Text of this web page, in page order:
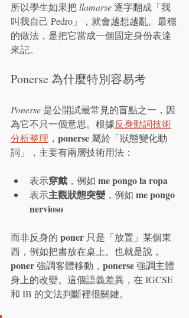
所以學生如果把 llamarse 逐字翻成「我
叫我自己 Pedro」，就會越想越亂。最穩
的做法，是把它當成一個固定身份表達
來記。
Ponerse 為什麼特別容易考
Ponerse 是公開試最常見的盲點之一，因
為它不只一個意思。根據反身動詞技術
分析整理 ， ponerse 屬於「狀態變化動
詞」，主要有兩層技術用法：
表示穿戴 ，例如 me pongo la ropa
表示主觀狀態突變，例如 me pongo
nervioso
而非反身的 poner 只是「放置」某個東
西，例如把書放在桌上。也就是說，
poner 強調客體移動， ponerse 強調主體
身上的改變。這個語義差異，在 IGCSE
和 IB 的文法判斷裡很關鍵。